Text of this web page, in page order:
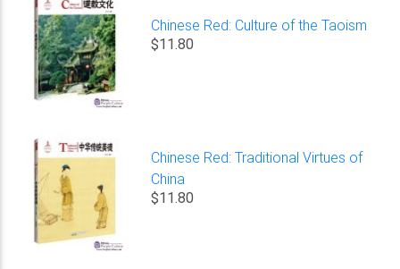
Chinese Red: Culture of the Taoism
$11.80
Chinese Red: Traditional Virtues of
China
$11.80